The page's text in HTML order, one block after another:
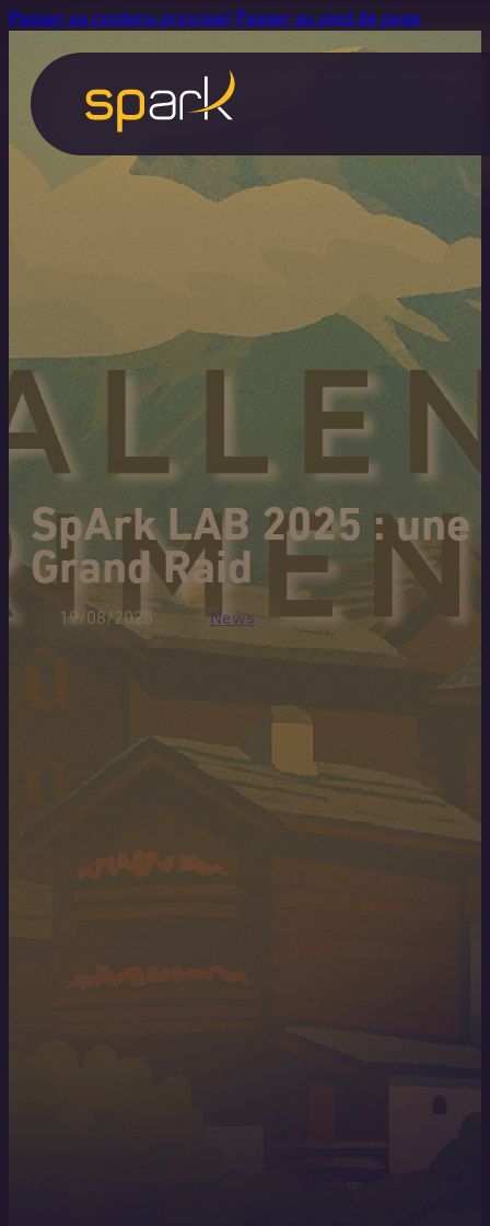
Passer au contenu principal Passer au pied de page
SpArk LAB 2025 :
Grand Raid
19/08/2025 News